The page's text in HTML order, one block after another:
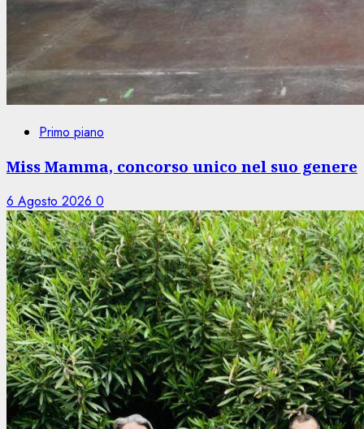
Primo piano
Miss Mamma, concorso unico nel suo genere
6 Agosto 2026 0